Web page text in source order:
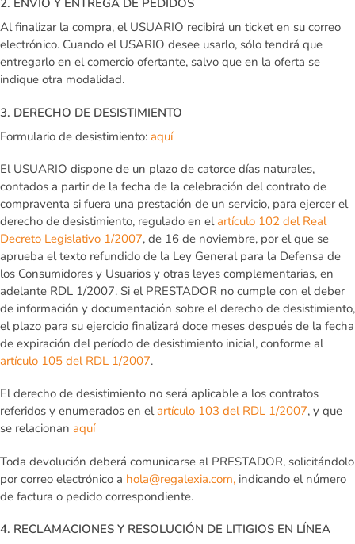
2. ENVÍO Y ENTREGA DE PEDIDOS
Al finalizar la compra, el USUARIO recibirá un ticket en su correo
electrónico. Cuando el USARIO desee usarlo, sólo tendrá que
entregarlo en el comercio ofertante, salvo que en la oferta se
indique otra modalidad.
3. DERECHO DE DESISTIMIENTO
Formulario de desistimiento: aquí
El USUARIO dispone de un plazo de catorce días naturales,
contados a partir de la fecha de la celebración del contrato de
compraventa si fuera una prestación de un servicio, para ejercer el
derecho de desistimiento, regulado en elartículo 102 del Real
Decreto Legislativo 1/2007, de 16 de noviembre, por el que se
aprueba el texto refundido de la Ley General para la Defensa de
los Consumidores y Usuarios y otras leyes complementarias, en
adelante RDL 1/2007. Si el PRESTADOR no cumple con el deber
de información y documentación sobre el derecho de desistimiento,
el plazo para su ejercicio finalizará doce meses después de la fecha
de expiración del período de desistimiento inicial, conforme al
artículo 105 del RDL 1/2007.
El derecho de desistimiento no será aplicable a los contratos
referidos y enumerados en elartículo 103 del RDL 1/2007, y que
se relacionan aquí
Toda devolución deberá comunicarse al PRESTADOR, solicitándolo
por correo electrónico a hola@regalexia.com, indicando el número
de factura o pedido correspondiente.
4. RECLAMACIONES Y RESOLUCIÓN DE LITIGIOS EN LÍNEA